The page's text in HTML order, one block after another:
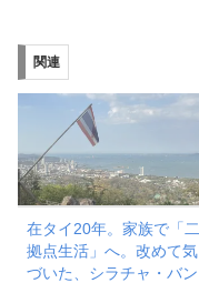
関連
在タイ20年。家族で「二
拠点生活」へ。改めて気
づいた、シラチャ・バン